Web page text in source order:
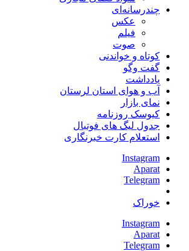
چندرسانه‌ای
عكس
فیلم
صوت
کوتاه و خواندنی
گفت وگو
یادداشت
آب و هوای استان لرستان
نمای بازار
کیوسک روزنامه
جدول لیگ های فوتبال
استعلام کارت خبرنگاری
Instagram
Aparat
Telegram
خوراک
Instagram
Aparat
Telegram